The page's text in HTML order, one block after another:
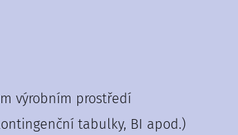
výrobním prostředí
tabulky, BI apod.)